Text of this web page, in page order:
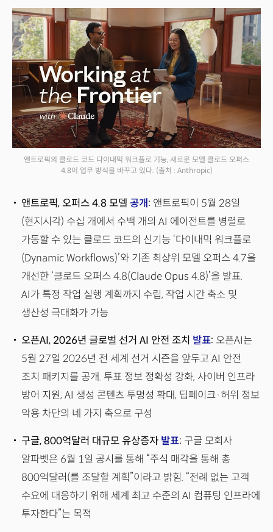
앤트로픽의 클로드 코드 다이내믹 워크플로 기능, 새로운 모델 클로드 오퍼스
4.8이 업무 방식을 바꾸고 있다. (출처 : Anthropic)
앤트로픽, 오퍼스 4.8 모델 공개: 앤트로픽이 5월 28일
(현지시각) 수십 개에서 수백 개의 AI 에이전트를 병렬로
가동할 수 있는 클로드 코드의 신기능 ‘다이내믹 워크플로
(Dynamic Workflows)’와 기존 최상위 모델 오퍼스 4.7을
개선한 ‘클로드 오퍼스 4.8(Claude Opus 4.8)’을 발표.
AI가 특정 작업 실행 계획까지 수립, 작업 시간 축소 및
생산성 극대화가 가능
오픈AI, 2026년 글로벌 선거 AI 안전 조치 발표: 오픈AI는
5월 27일 2026년 전 세계 선거 시즌을 앞두고 AI 안전
조치 패키지를 공개. 투표 정보 정확성 강화, 사이버 인프라
방어 지원, AI 생성 콘텐츠 투명성 확대, 딥페이크·허위 정보
악용 차단의 네 가지 축으로 구성
구글, 800억달러 대규모 유상증자 발표: 구글 모회사
알파벳은 6월 1일 공시를 통해 “주식 매각을 통해 총
800억달러(를 조달할 계획”이라고 밝힘. “전례 없는 고객
수요에 대응하기 위해 세계 최고 수준의 AI 컴퓨팅 인프라에
투자한다”는 목적